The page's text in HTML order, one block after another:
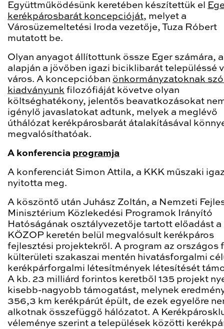
Együttműködésünk keretében készítettük el
kerékpárosbarát koncepcióját, melyet a
Városüzemeltetési Iroda vezetője, Tuza Róbert
mutatott be.
Olyan anyagot állítottunk össze Eger számára,
alapján a jövőben igazi biciklibarát településsé
város. A koncepcióban önkormányzatoknak
kiadványunk filozófiáját követve olyan
költséghatékony, jelentős beavatkozásokat
igénylő javaslatokat adtunk, melyek a meglévő
úthálózat kerékpárosbarát átalakításával
megvalósíthatóak.
A konferencia programja
A konferenciát Simon Attila, a KKK műszaki
nyitotta meg.
A köszöntő után Juhász Zoltán, a Nemzeti
Minisztérium Közlekedési Programok Irányító
Hatóságának osztályvezetője tartott előadást a
KÖZOP keretén belül megvalósult kerékpáros
fejlesztési projektekről. A program az országos
külterületi szakaszai mentén hivatásforgalmi
kerékpárforgalmi létesítmények létesítését
A kb. 23 milliárd forintos keretből 135 projekt
kisebb-nagyobb támogatást, melynek
356,3 km kerékpárút épült, de ezek egyelőre
alkotnak összefüggő hálózatot. A
véleménye szerint a települések közötti